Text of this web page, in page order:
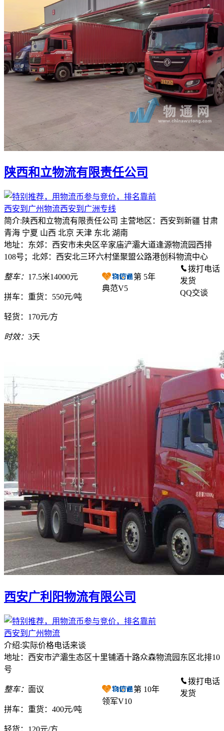
陕西和立物流有限责任公司
西安到广州物流西安到广洲专线
简介:陕西和立物流有限责任公司 主营地区：西安到新疆 甘肃
青海 宁夏 山西 北京 天津 东北 湖南
地址：东郊：西安市未央区辛家庙浐灞大道逢源物流园西排
108号；北郊：西安北三环六村堡聚盟公路港创科物流中心
整车： 17.5米14000元
拼车： 重货：550元/吨
轻货： 170元/方
时效： 3天
第 5年
典范V5
拨打电话
发货
QQ交谈
西安广利阳物流有限公司
西安到广州物流
介绍:实际价格电话来谈
地址：西安市浐灞生态区十里铺酒十路众森物流园东区北排10
号
整车： 面议
拼车： 重货：400元/吨
第 10年
领军V10
拨打电话
发货